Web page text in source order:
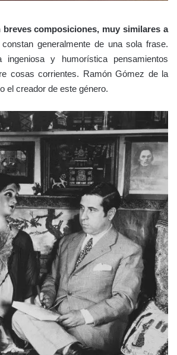
breves composiciones, muy similares a
constan generalmente de una sola frase.
ingeniosa y humorística pensamientos
cosas corrientes. Ramón Gómez de la
el creador de este género.